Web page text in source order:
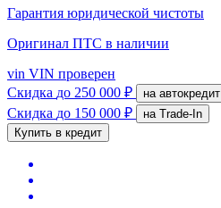
Гарантия юридической чистоты
Оригинал ПТС в наличии
vin VIN проверен
Скидка до 250 000 ₽ на автокредит
Скидка до 150 000 ₽
на Trade-In
Купить в кредит